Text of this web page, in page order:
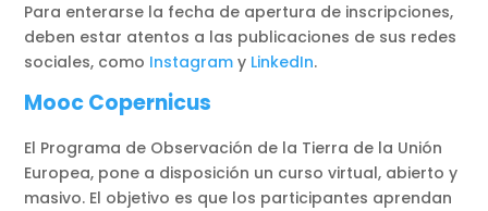
Para enterarse la fecha de apertura de inscripciones,
deben estar atentos a las publicaciones de sus redes
sociales, como Instagram y LinkedIn.
Mooc Copernicus
El Programa de Observación de la Tierra de la Unión
Europea, pone a disposición un curso virtual, abierto y
masivo. El objetivo es que los participantes aprendan